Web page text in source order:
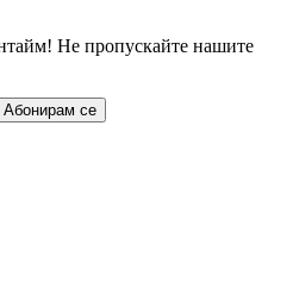
Не пропускайте нашите
Абонирам се